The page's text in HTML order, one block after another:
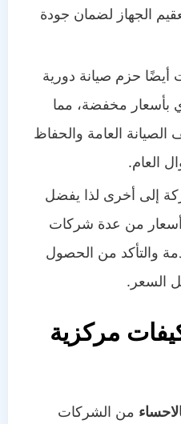
الجهاز لضمان جودة
حزم صيانة دورية
بأسعار مخفضة، مما
العامة والحفاظ
العام.
إلى أخرى لذا يفضل
من عدة شركات
والتأكد من الحصول
السعر.
مركزية
من الشركات